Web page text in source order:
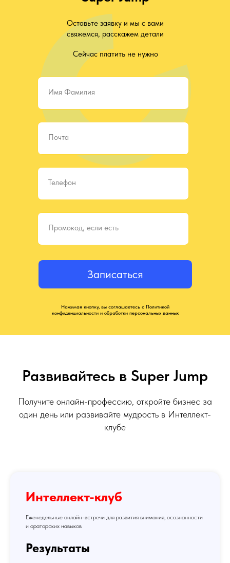
Записаться
Оставьте заявку и мы с вами
свяжемся, расскажем детали
Сейчас платить не нужно
Нажимая кнопку, вы соглашаетесь с Политикой
конфиденциальности и обработки персональных данных
Развивайтесь в Super Jump
Получите онлайн-профессию, откройте бизнес за
один день или развивайте мудрость в Интеллект-
клубе
Интеллект-клуб
Еженедельные онлайн-встречи для развития внимания, осознанности
и ораторских навыков
Результаты